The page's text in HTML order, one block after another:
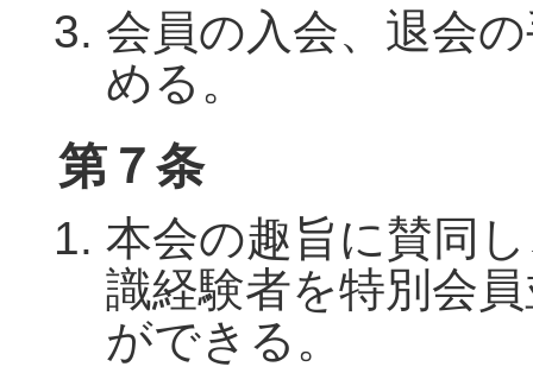
会員の入会、退会
める。
第７条
本会の趣旨に賛同
識経験者を特別会
ができる。